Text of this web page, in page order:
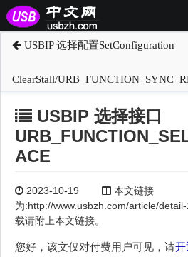
USBIP 选择配置SetConfiguration
ClearStall/
USBIP 选择接口
ACE
2023-10-19
本文链接
为:http://www.usbzh.com/article/
载请附上本文链接。
您好，该文仅对付费用户可见，请开